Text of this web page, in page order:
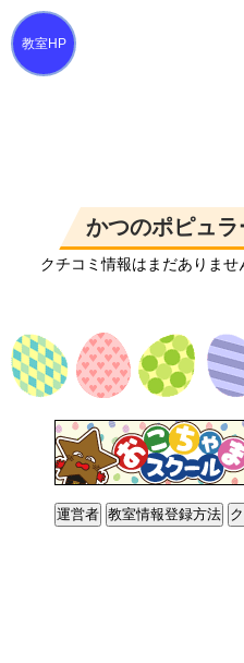
かつのポピュラ
クチコミ情報はまだありませ